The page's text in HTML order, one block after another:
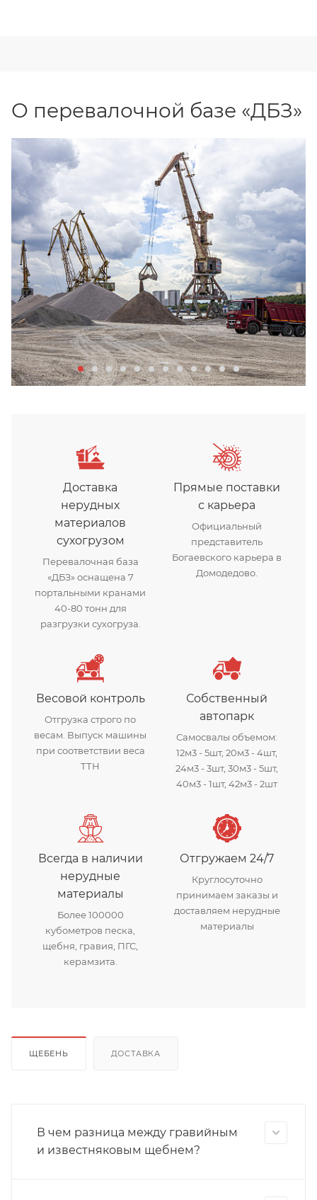
О перевалочной базе «ДБЗ»
Доставка
нерудных
материалов
сухогрузом
Перевалочная база
«ДБЗ» оснащена 7
портальными кранами
40-80 тонн для
разгрузки сухогруза.
Прямые поставки
с карьера
Официальный
представитель
Богаевского карьера в
Домодедово.
Весовой контроль
Отгрузка строго по
весам. Выпуск машины
при соответствии веса
ТТН
Собственный
автопарк
Самосвалы объемом:
12м3 - 5шт, 20м3 - 4шт,
24м3 - 3шт, 30м3 - 5шт,
40м3 - 1шт, 42м3 - 2шт
Всегда в наличии
нерудные
материалы
Более 100000
кубометров песка,
щебня, гравия, ПГС,
керамзита.
Отгружаем 24/7
Круглосуточно
принимаем заказы и
доставляем нерудные
материалы
ЩЕБЕНЬ ДОСТАВКА
В чем разница между гравийным
и известняковым щебнем?